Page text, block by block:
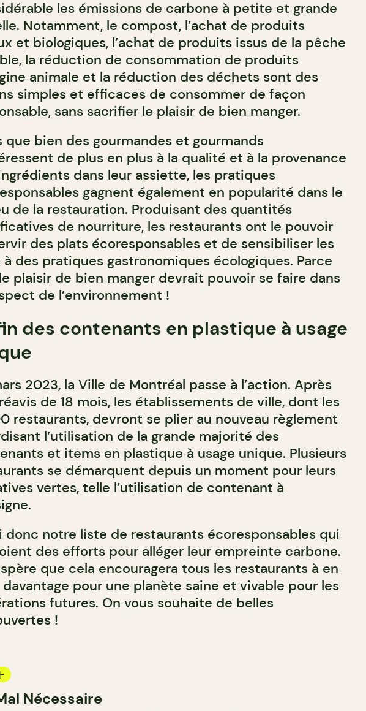
les émissions de carbone à petite et grande
Notamment, le compost, l’achat de produits
et biologiques, l’achat de produits issus de la pêche
la réduction de consommation de produits
animale et la réduction des déchets sont des
simples et efficaces de consommer de façon
sans sacrifier le plaisir de bien manger.
que bien des gourmandes et gourmands
de plus en plus à la qualité et à la provenance
dans leur assiette, les pratiques
gagnent également en popularité dans le
de la restauration. Produisant des quantités
de nourriture, les restaurants ont le pouvoir
des plats écoresponsables et de sensibiliser les
à des pratiques gastronomiques écologiques. Parce
plaisir de bien manger devrait pouvoir se faire dans
de l’environnement !
des contenants en plastique à usage
2023, la Ville de Montréal passe à l’action. Après
de 18 mois, les établissements de ville, dont les
restaurants, devront se plier au nouveau règlement
l’utilisation de la grande majorité des
et items en plastique à usage unique. Plusieurs
se démarquent depuis un moment pour leurs
vertes, telle l’utilisation de contenant à
donc notre liste de restaurants écoresponsables qui
des efforts pour alléger leur empreinte carbone.
que cela encouragera tous les restaurants à en
pour une planète saine et vivable pour les
futures. On vous souhaite de belles
!
Nécessaire